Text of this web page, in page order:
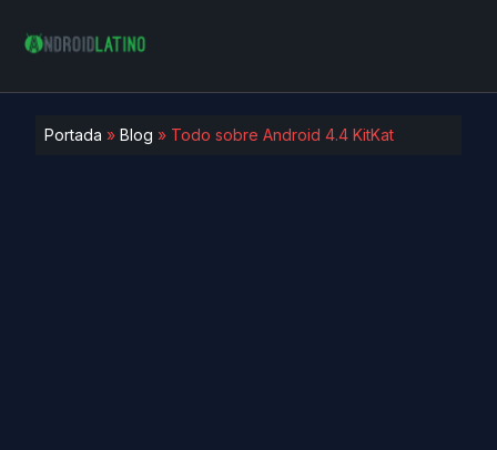
Portada » Blog » Todo sobre Android 4.4 KitKat